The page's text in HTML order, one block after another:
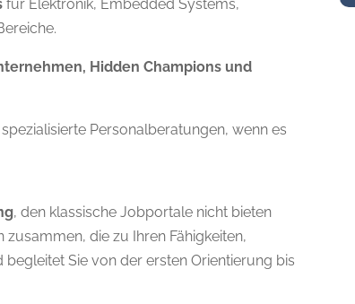
für Elektronik, Embedded Systems,
Hidden Champions und
Personalberatungen, wenn es
, den klassische Jobportale nicht bieten
die zu Ihren Fähigkeiten,
Sie von der ersten Orientierung bis